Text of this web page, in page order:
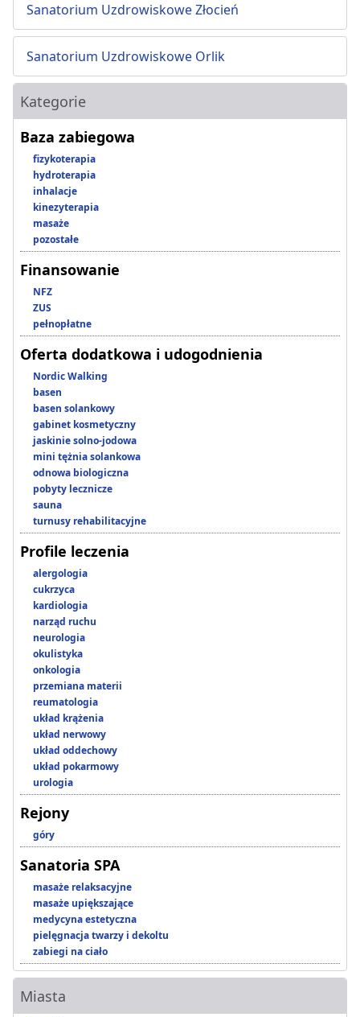
Sanatorium Uzdrowiskowe Złocień
Sanatorium Uzdrowiskowe Orlik
Kategorie
Baza zabiegowa
fizykoterapia
hydroterapia
inhalacje
kinezyterapia
masaże
pozostałe
Finansowanie
NFZ
ZUS
pełnopłatne
Oferta dodatkowa i udogodnienia
Nordic Walking
basen
basen solankowy
gabinet kosmetyczny
jaskinie solno-jodowa
mini tężnia solankowa
odnowa biologiczna
pobyty lecznicze
sauna
turnusy rehabilitacyjne
Profile leczenia
alergologia
cukrzyca
kardiologia
narząd ruchu
neurologia
okulistyka
onkologia
przemiana materii
reumatologia
układ krążenia
układ nerwowy
układ oddechowy
układ pokarmowy
urologia
Rejony
góry
Sanatoria SPA
masaże relaksacyjne
masaże upiększające
medycyna estetyczna
pielęgnacja twarzy i dekoltu
zabiegi na ciało
Miasta